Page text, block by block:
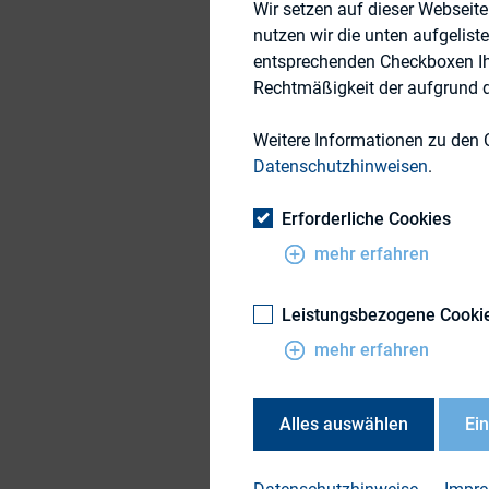
auch unter sich
glaubhaft und
Wenn jemand von
beschreibt in
hat, erlebte. In
in solchen
Neben Dr. Hirsch
General
parallele
Investor Relations
Wir setzen auf dieser
nutzen wir die unten
entsprechenden Checkboxen
Rechtmäßigkeit der aufgrund
Weitere Informationen zu den
Datenschutzhinweisen.
Erforderliche Cookies
mehr erfahren
Leistungsbezogene
mehr erfahren
Alles auswählen